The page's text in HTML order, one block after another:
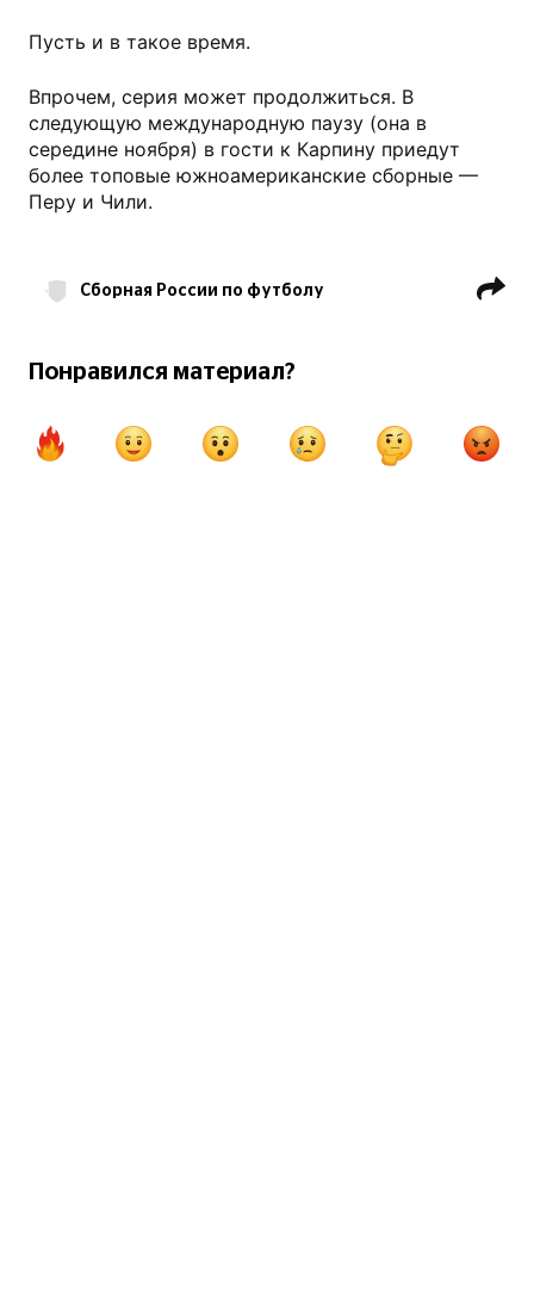
Пусть и в такое время.
Впрочем, серия может продолжиться. В
следующую международную паузу (она в
середине ноября) в гости к Карпину приедут
более топовые южноамериканские сборные —
Перу и Чили.
Сборная России по футболу
Сборная Боливии по футболу
Понравился материал?